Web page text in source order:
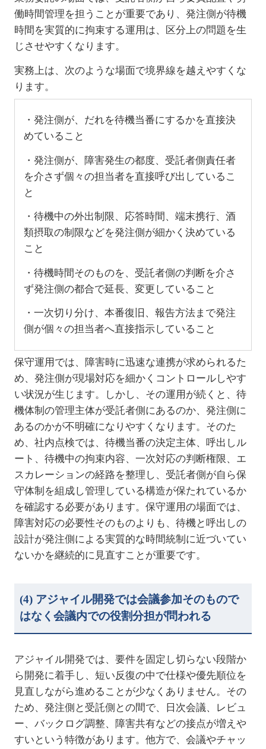
働時間管理を担うことが重要であり、発注側が待機
時間を実質的に拘束する運用は、区分上の問題を生
じさせやすくなります。
実務上は、次のような場面で境界線を越えやすくな
ります。
・発注側が、だれを待機当番にするかを直接決
めていること
・発注側が、障害発生の都度、受託者側責任者
を介さず個々の担当者を直接呼び出しているこ
と
・待機中の外出制限、応答時間、端末携行、酒
類摂取の制限などを発注側が細かく決めている
こと
・待機時間そのものを、受託者側の判断を介さ
ず発注側の都合で延長、変更していること
・一次切り分け、本番復旧、報告方法まで発注
側が個々の担当者へ直接指示していること
保守運用では、障害時に迅速な連携が求められるた
め、発注側が現場対応を細かくコントロールしやす
い状況が生じます。しかし、その運用が続くと、待
機体制の管理主体が受託者側にあるのか、発注側に
あるのかが不明確になりやすくなります。そのた
め、社内点検では、待機当番の決定主体、呼出しル
ート、待機中の拘束内容、一次対応の判断権限、エ
スカレーションの経路を整理し、受託者側が自ら保
守体制を組成し管理している構造が保たれているか
を確認する必要があります。保守運用の場面では、
障害対応の必要性そのものよりも、待機と呼出しの
設計が発注側による実質的な時間統制に近づいてい
ないかを継続的に見直すことが重要です。
(4) アジャイル開発では会議参加そのもので
はなく会議内での役割分担が問われる
アジャイル開発では、要件を固定し切らない段階か
ら開発に着手し、短い反復の中で仕様や優先順位を
見直しながら進めることが少なくありません。その
ため、発注側と受託側との間で、日次会議、レビュ
ー、バックログ調整、障害共有などの接点が増えや
すいという特徴があります。他方で、会議やチャッ